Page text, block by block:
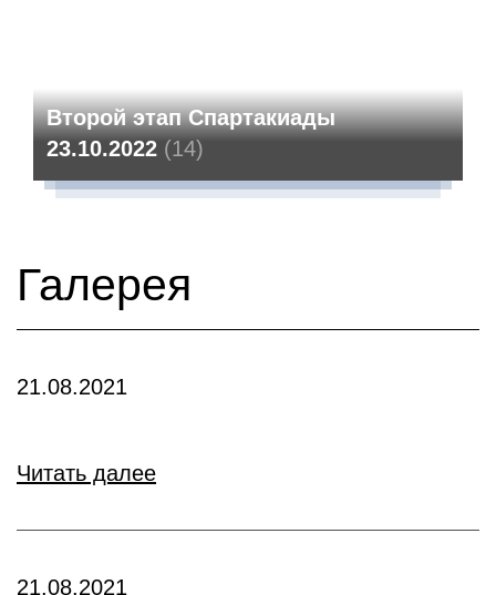
Второй этап Спартакиады
23.10.2022 (14)
Галерея
21.08.2021
Читать далее
21.08.2021